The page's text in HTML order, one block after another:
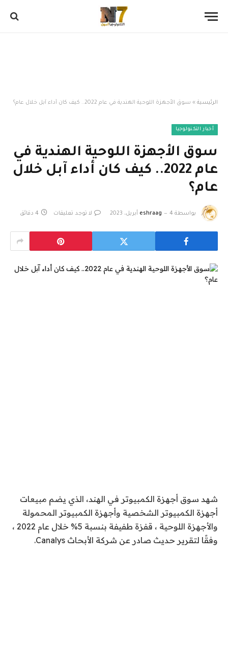
الرئيسية » سوق الأجهزة اللوحية الهندية في عام 2022.. كيف كان أداء آبل خلال عام؟
أخبار التكنولوجيا
سوق الأجهزة اللوحية الهندية في
عام 2022.. كيف كان أداء آبل خلال
عام؟
بواسطة eshraag 4 أبريل، 2023 لا توجد تعليقات 4 دقائق
شهد سوق أجهزة الكمبيوتر في الهند، الذي يضم مبيعات
أجهزة الكمبيوتر الشخصية وأجهزة الكمبيوتر المحمولة
والأجهزة اللوحية ، قفزة طفيفة بنسبة 5% خلال عام 2022 ،
وفقًا لتقرير حديث صادر عن شركة الأبحاث Canalys.